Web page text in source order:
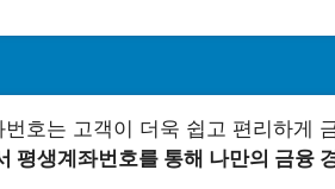
호는 고객이 더욱 쉽고 편리하게
평생계좌번호를 통해 나만의 금융